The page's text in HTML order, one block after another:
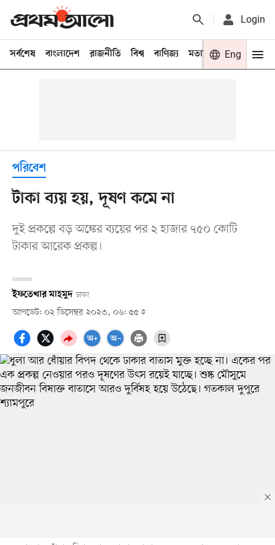
Login
সর্বশেষ বাংলাদেশ রাজনীতি বিশ্ব বাণিজ্য মতামত খেলা
Eng
পরিবেশ
টাকা ব্যয় হয়, দূষণ কমে না
দুই প্রকল্পে বড় অঙ্কের ব্যয়ের পর ২ হাজার ৭৫০ কোটি
টাকার আরেক প্রকল্প।
ইফতেখার মাহমুদ ঢাকা
আপডেট: ০২ ডিসেম্বর ২০২৩, ০৬: ৫৫